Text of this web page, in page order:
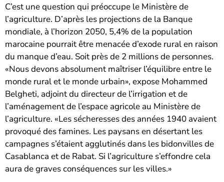
C’est une question qui préoccupe le Ministère de
l’agriculture. D’après les projections de la Banque
mondiale, à l’horizon 2050, 5,4% de la population
marocaine pourrait être menacée d’exode rural en raison
du manque d’eau. Soit près de 2 millions de personnes.
«Nous devons absolument maîtriser l’équilibre entre le
monde rural et le monde urbain», expose Mohammed
Belgheti, adjoint du directeur de l’irrigation et de
l’aménagement de l’espace agricole au Ministère de
l’agriculture. «Les sécheresses des années 1940 avaient
provoqué des famines. Les paysans en désertant les
campagnes s’étaient agglutinés dans les bidonvilles de
Casablanca et de Rabat. Si l’agriculture s’effondre cela
aura de graves conséquences sur les villes.»